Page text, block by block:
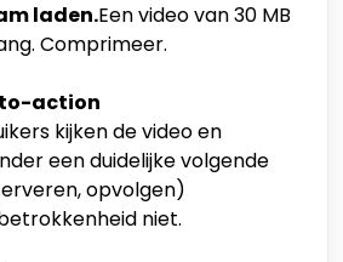
laden.Een video van 30 MB
Comprimeer.
to-action
kijken de video en
een duidelijke volgende
opvolgen)
niet.